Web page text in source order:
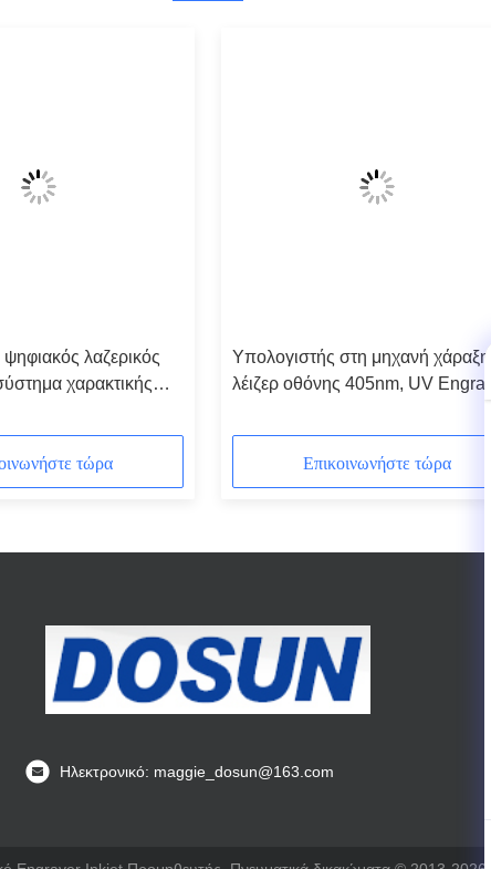
ψηφιακός λαζερικός
χαρακτικής
τώρα
Υπολογιστής στη μηχανή χάραξης
λέιζερ οθόνης 405nm, UV
Επικοινωνήστε τώρα
Ηλεκτρονικό: maggie_dosun@163.com